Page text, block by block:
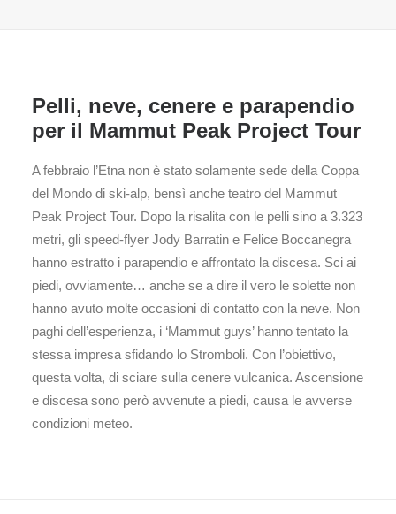
Pelli, neve, cenere e parapendio
per il Mammut Peak Project Tour
A febbraio l’Etna non è stato solamente sede della Coppa
del Mondo di ski-alp, bensì anche teatro del Mammut
Peak Project Tour. Dopo la risalita con le pelli sino a 3.323
metri, gli speed-flyer Jody Barratin e Felice Boccanegra
hanno estratto i parapendio e affrontato la discesa. Sci ai
piedi, ovviamente… anche se a dire il vero le solette non
hanno avuto molte occasioni di contatto con la neve. Non
paghi dell’esperienza, i ‘Mammut guys’ hanno tentato la
stessa impresa sfidando lo Stromboli. Con l’obiettivo,
questa volta, di sciare sulla cenere vulcanica. Ascensione
e discesa sono però avvenute a piedi, causa le avverse
condizioni meteo.